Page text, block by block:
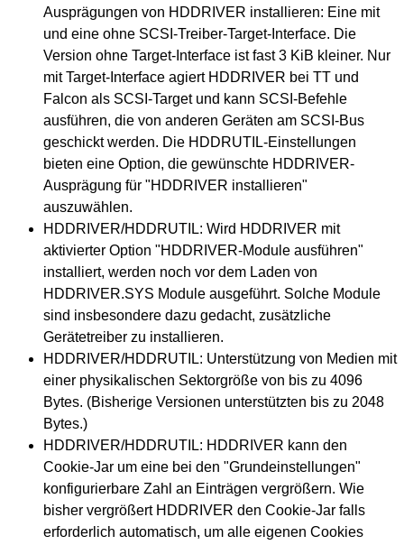
Ausprägungen von HDDRIVER installieren: Eine mit
und eine ohne SCSI-Treiber-Target-Interface. Die
Version ohne Target-Interface ist fast 3 KiB kleiner. Nur
mit Target-Interface agiert HDDRIVER bei TT und
Falcon als SCSI-Target und kann SCSI-Befehle
ausführen, die von anderen Geräten am SCSI-Bus
geschickt werden. Die HDDRUTIL-Einstellungen
bieten eine Option, die gewünschte HDDRIVER-
Ausprägung für "HDDRIVER installieren"
auszuwählen.
HDDRIVER/HDDRUTIL: Wird HDDRIVER mit
aktivierter Option "HDDRIVER-Module ausführen"
installiert, werden noch vor dem Laden von
HDDRIVER.SYS Module ausgeführt. Solche Module
sind insbesondere dazu gedacht, zusätzliche
Gerätetreiber zu installieren.
HDDRIVER/HDDRUTIL: Unterstützung von Medien mit
einer physikalischen Sektorgröße von bis zu 4096
Bytes. (Bisherige Versionen unterstützten bis zu 2048
Bytes.)
HDDRIVER/HDDRUTIL: HDDRIVER kann den
Cookie-Jar um eine bei den "Grundeinstellungen"
konfigurierbare Zahl an Einträgen vergrößern. Wie
bisher vergrößert HDDRIVER den Cookie-Jar falls
erforderlich automatisch, um alle eigenen Cookies